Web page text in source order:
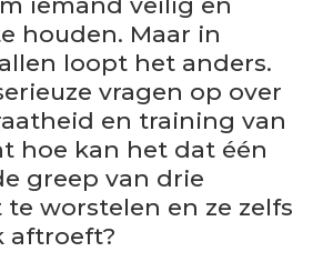
houden. Maar in
loopt het anders.
vragen op over
en training van
hoe kan het dat één
greep van drie
worstelen en ze zelfs
aftroeft?